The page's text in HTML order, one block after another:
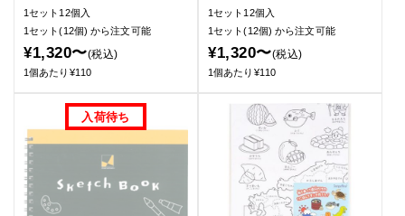
1セット12個入
1セット(12個)から注文可能
¥1,320〜(税込)
1個あたり¥110
1セット12個入
1セット(12個)から注文可能
¥1,320〜(税込)
1個あたり¥110